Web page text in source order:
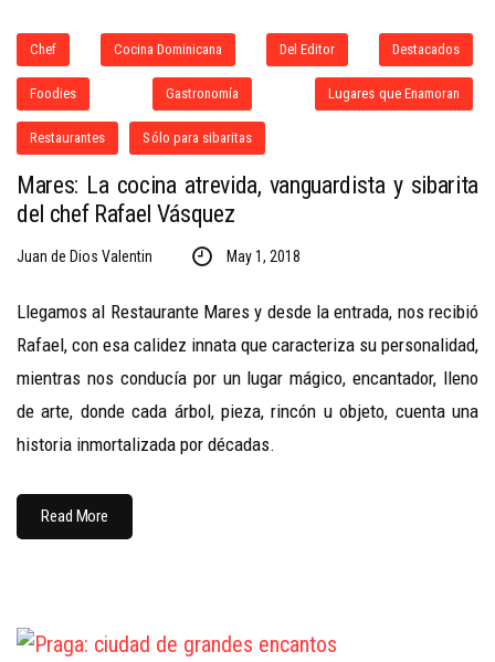
Chef Cocina Dominicana Del Editor Destacados
Foodies Gastronomía Lugares que Enamoran
Restaurantes Sólo para sibaritas
Mares: La cocina atrevida, vanguardista y sibarita
del chef Rafael Vásquez
Juan de Dios Valentin May 1, 2018
Llegamos al Restaurante Mares y desde la entrada, nos recibió
Rafael, con esa calidez innata que caracteriza su personalidad,
mientras nos conducía por un lugar mágico, encantador, lleno
de arte, donde cada árbol, pieza, rincón u objeto, cuenta una
historia inmortalizada por décadas.
Read More